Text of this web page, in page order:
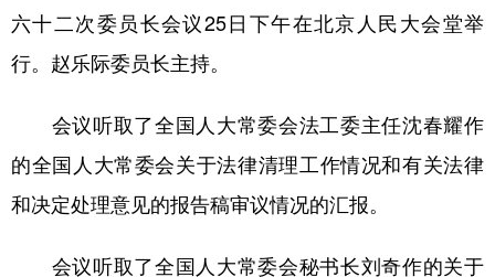
北京 天津 河北 山西
辽宁 吉林
浙江 安徽 福建 江西
山东 河南 湖北 湖南
广东 广西 海南
四川 贵州 云南 西藏
六十二次委员长会议25日下午在北京人民大会堂举
行。赵乐际委员长主持。
会议听取了全国人大常委会法工委主任沈春耀作
的全国人大常委会关于法律清理工作情况和有关法律
和决定处理意见的报告稿审议情况的汇报。
会议听取了全国人大常委会秘书长刘奇作的关于